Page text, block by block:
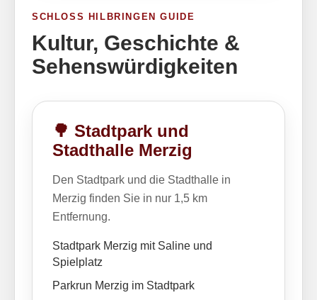
SCHLOSS HILBRINGEN GUIDE
Kultur, Geschichte &
Sehenswürdigkeiten
🌳 Stadtpark und
Stadthalle Merzig
Den Stadtpark und die Stadthalle in
Merzig finden Sie in nur 1,5 km
Entfernung.
Stadtpark Merzig mit Saline und
Spielplatz
Parkrun Merzig im Stadtpark